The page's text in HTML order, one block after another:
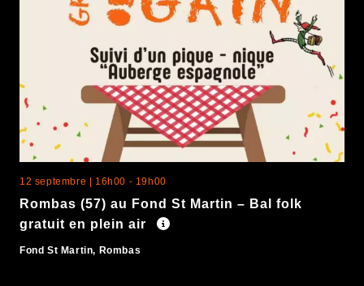
Rombas (57) au Fond St Martin – Bal folk
gratuit en plein air
12 septembre | 16h00 - 19h00
Fond St Martin, Rombas